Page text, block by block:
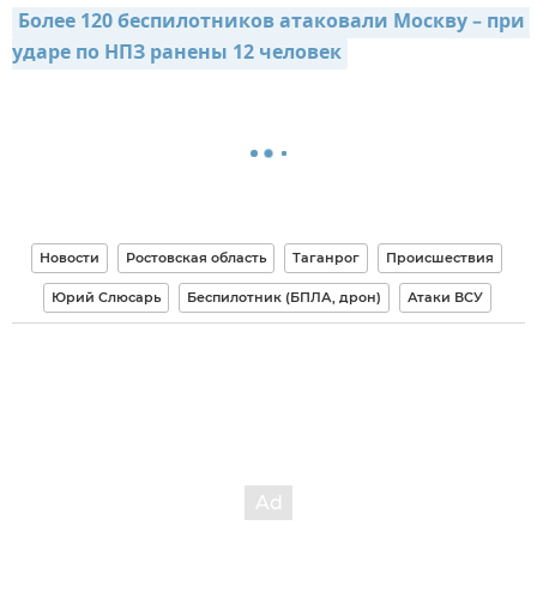
Более 120 беспилотников атаковали Москву – при
ударе по НПЗ ранены 12 человек
Новости Ростовская область Таганрог Происшествия
Юрий Слюсарь Беспилотник (БПЛА, дрон) Атаки ВСУ